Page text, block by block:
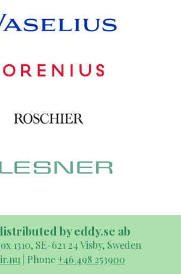
by eddy.se ab
1310, SE-621 24 Visby, Sweden
| Phone+46 498 253900